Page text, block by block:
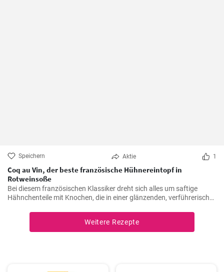
Speichern Aktie 1
Coq au Vin, der beste französische Hühnereintopf in
Rotweinsoße
Bei diesem französischen Klassiker dreht sich alles um saftige
Hähnchenteile mit Knochen, die in einer glänzenden, verführerisch
Weitere Rezepte